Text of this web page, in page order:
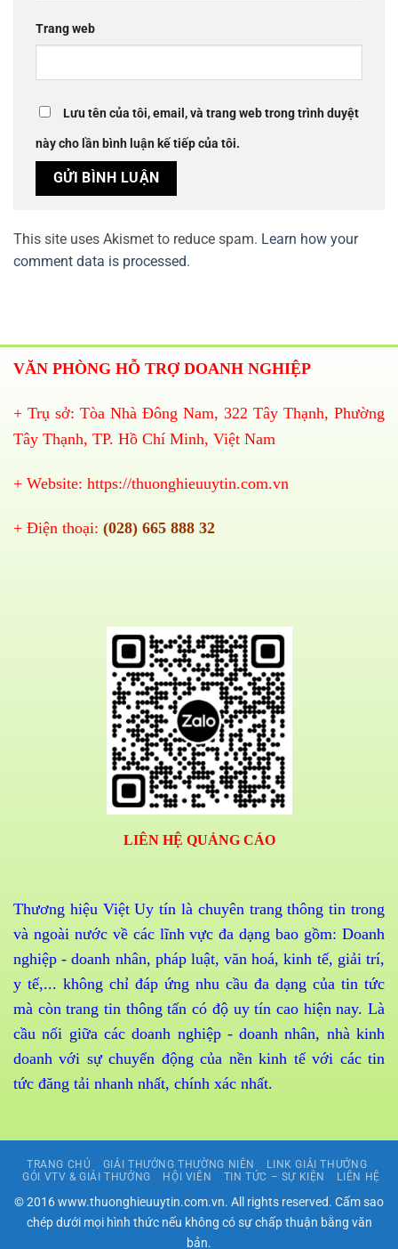
Trang web
Lưu tên của tôi, email, và trang web trong trình duyệt
này cho lần bình luận kế tiếp của tôi.
This site uses Akismet to reduce spam. Learn how your
comment data is processed.
VĂN PHÒNG HỖ TRỢ DOANH NGHIỆP
+ Trụ sở: Tòa Nhà Đông Nam, 322 Tây Thạnh, Phường
Tây Thạnh, TP. Hồ Chí Minh, Việt Nam
+ Website: https://thuonghieuuytin.com.vn
+ Điện thoại: (028) 665 888 32
LIÊN HỆ QUẢNG CÁO
Thương hiệu Việt Uy tín là chuyên trang thông tin trong
và ngoài nước về các lĩnh vực đa dạng bao gồm: Doanh
nghiệp - doanh nhân, pháp luật, văn hoá, kinh tế, giải trí,
y tế,... không chỉ đáp ứng nhu cầu đa dạng của tin tức
mà còn trang tin thông tấn có độ uy tín cao hiện nay. Là
cầu nối giữa các doanh nghiệp - doanh nhân, nhà kinh
doanh với sự chuyển động của nền kinh tế với các tin
tức đăng tải nhanh nhất, chính xác nhất.
TRANG CHỦ GIẢI THƯỞNG THƯỜNG NIÊN
LINK GIẢI THƯỞNG
GÓI VTV & GIẢI THƯỞNG
HỘI VIÊN TIN TỨC – SỰ KIỆN LIÊN HỆ
© 2016 www.thuonghieuuytin.com.vn. All rights reserved. Cấm sao
chép dưới mọi hình thức nếu không có sự chấp thuận bằng văn
bản.